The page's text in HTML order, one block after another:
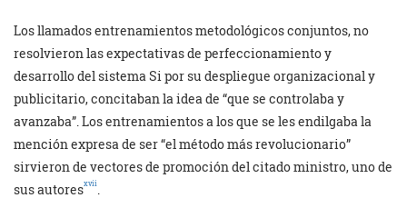
Los llamados entrenamientos metodológicos conjuntos, no
resolvieron las expectativas de perfeccionamiento y
desarrollo del sistema Si por su despliegue organizacional y
publicitario, concitaban la idea de “que se controlaba y
avanzaba”. Los entrenamientos a los que se les endilgaba la
mención expresa de ser “el método más revolucionario”
sirvieron de vectores de promoción del citado ministro, uno de
sus autoresxvii .